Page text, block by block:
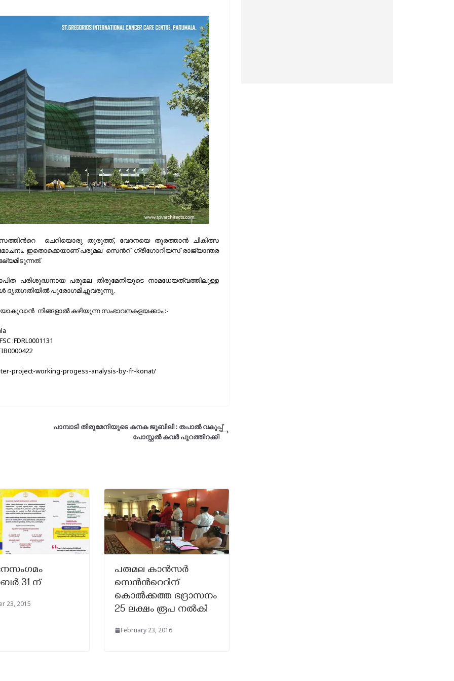
ചെറിയൊരു തുരുത്ത്, വേദനയെ തുരത്താൻ ചികിത്സ
മോചനം. ഇതൊക്കെയാണ് പരുമല സെന്‍റ് ഗ്രീഗോറിയസ് രാജ്യാന്തര
പരിശുദ്ധനായ പരുമല തിരുമേനിയുടെ നാമധേയത്വത്തിലുള്ള
ദൃതഗതിയിൽ പുരോഗമിച്ചുവരുന്നു.
നിങ്ങളാല്‍ കഴിയുന്ന സംഭാവനകളയക്കാം :-
:FDRL0001131
project-working-progess-analysis-by-fr-konat/
പാമ്പാടി തിരുമേനിയുടെ കനക ജൂബിലി : തപാല്‍ വകുപ്പ്
പോസ്റ്റല്‍ കവര്‍ പുറത്തിറക്കി
31 ന്
23, 2015
പരുമല കാൻസർ
സെൻന്‍റെറിന്
കൊൽക്കത്ത ഭദ്രാസനം
25 ലക്ഷം രൂപ നൽകി
February 23, 2016